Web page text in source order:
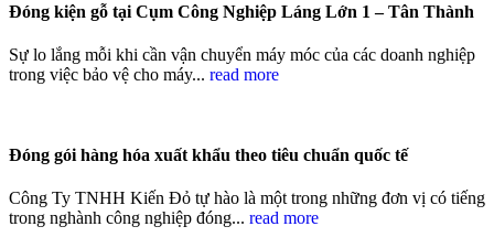
Đóng kiện gỗ tại Cụm Công Nghiệp Láng Lớn 1 – Tân Thành
Sự lo lắng mỗi khi cần vận chuyển máy móc của các doanh nghiệp
trong việc bảo vệ cho máy... read more
Đóng gói hàng hóa xuất khẩu theo tiêu chuẩn quốc tế
Công Ty TNHH Kiến Đỏ tự hào là một trong những đơn vị có tiếng
trong nghành công nghiệp đóng... read more